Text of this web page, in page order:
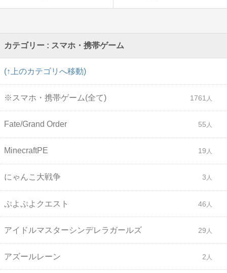
カテゴリー : スマホ・携帯ゲーム
(↑上のカテゴリへ移動)
※スマホ・携帯ゲーム(全て) 1761
Fate/Grand Order 55
MinecraftPE 19
にゃんこ大戦争 3
ぷよぷよクエスト 46
アイドルマスターシンデレラガールズ 29
アズールレーン 2